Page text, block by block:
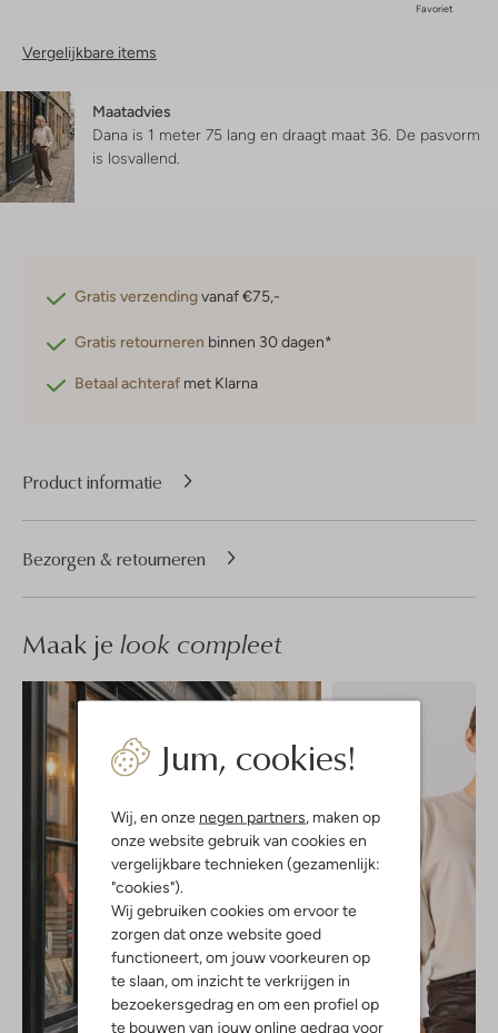
Jum, cookies!
Wij, en onze negen partners, maken op
onze website gebruik van cookies en
vergelijkbare technieken (gezamenlijk:
"cookies").
Wij gebruiken cookies om ervoor te
zorgen dat onze website goed
functioneert, om jouw voorkeuren op
te slaan, om inzicht te verkrijgen in
bezoekersgedrag en om een profiel op
te bouwen van jouw online gedrag voor
Favoriet
Vergelijkbare items
Maatadvies
Dana is 1 meter 75 lang en draagt maat 36. De pasvorm
is losvallend
Gratis verzendingvanaf €75,-
Gratis retourneren binnen 30 dagen*
Betaal achteraf met Klarna
Product informatie
Bezorgen & retourneren
Maak je look compleet